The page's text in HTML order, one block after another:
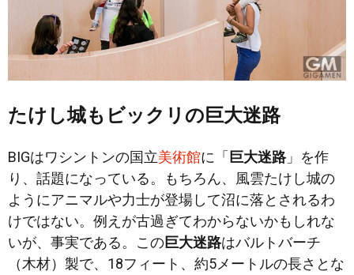
たけし城もビックリの巨大迷路
BIGはワシントンの国立美術館に「 巨大迷路」を作
り、話題になっている。もちろん、風雲たけし城の
ようにアニマルや力士が登場して沼に落とされるわ
けではない。例えが古過ぎてわからないかもしれな
いが、事実である。この巨大迷路はバルトバーチ
（木材）製で、18フィート、約5メートルの長さとな